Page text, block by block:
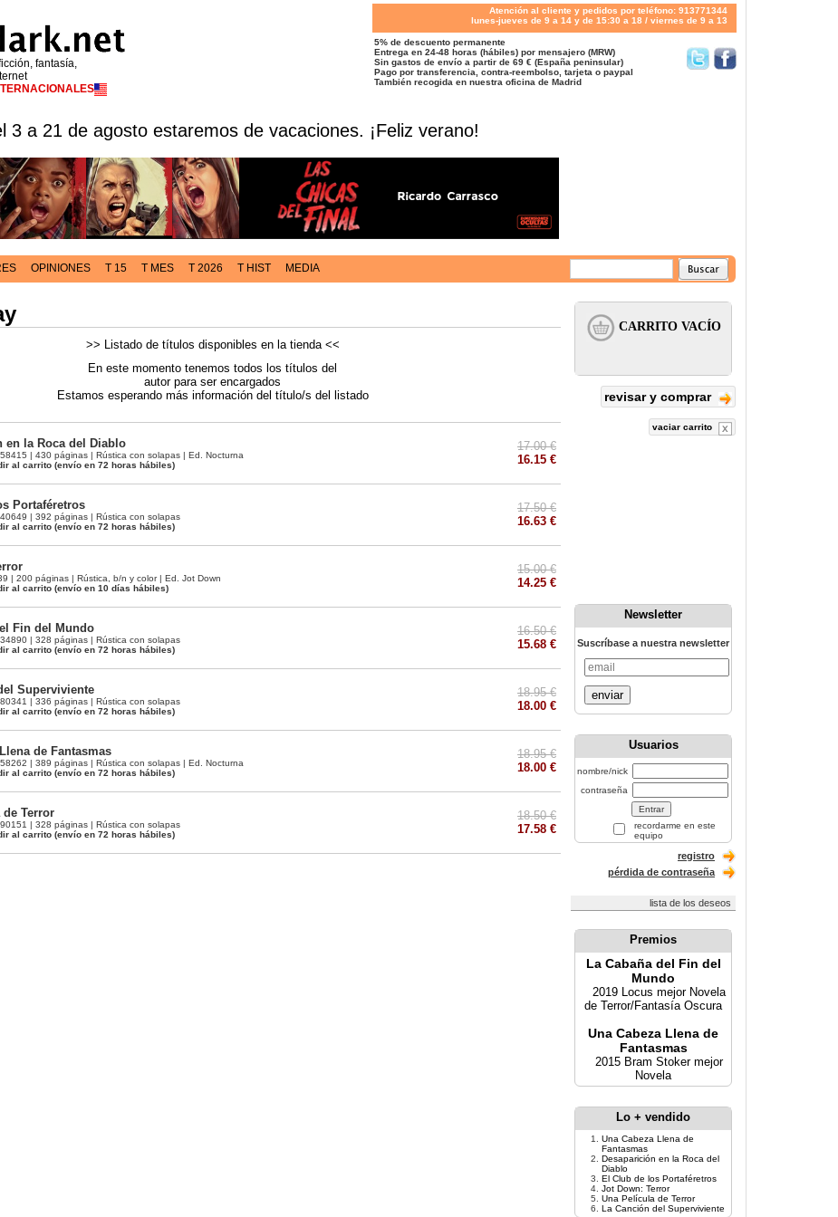
fantasía,
Atención al cliente y pedidos por teléfono: 913771344
lunes-jueves de 9 a 14 y de 15:30 a 18 / viernes de 9 a 13
5% de descuento permanente
Entrega en 24-48 horas (hábiles) por mensajero (MRW)
Sin gastos de envío a partir de 69 € (España peninsular)
Pago por transferencia, contra-reembolso, tarjeta o paypal
También recogida en nuestra oficina de Madrid
3 a 21 de agosto estaremos de vacaciones. ¡Feliz verano!
OPINIONES T 15 T MES T 2026 T HIST MEDIA
>> Listado de títulos disponibles en la tienda <<
En este momento tenemos todos los títulos del
autor para ser encargados
Estamos esperando más información del título/s del listado
en la Roca del Diablo
| 430 páginas | Rústica con solapas | Ed. Nocturna
al carrito (envío en 72 horas hábiles)
17.00 €
16.15 €
Portaféretros
| 392 páginas | Rústica con solapas
al carrito (envío en 72 horas hábiles)
17.50 €
16.63 €
| 200 páginas | Rústica, b/n y color | Ed. Jot Down
al carrito (envío en 10 días hábiles)
15.00 €
14.25 €
Fin del Mundo
| 328 páginas | Rústica con solapas
al carrito (envío en 72 horas hábiles)
16.50 €
15.68 €
Superviviente
| 336 páginas | Rústica con solapas
al carrito (envío en 72 horas hábiles)
18.95 €
18.00 €
de Fantasmas
| 389 páginas | Rústica con solapas | Ed. Nocturna
al carrito (envío en 72 horas hábiles)
18.95 €
18.00 €
Terror
| 328 páginas | Rústica con solapas
al carrito (envío en 72 horas hábiles)
18.50 €
17.58 €
revisar y comprar
vaciar carrito
Newsletter
Suscríbase a nuestra newsletter
enviar
Usuarios
nombre/nick
contraseña
recordarme en este
equipo
registro
pérdida de contraseña
lista de los deseos
Premios
La Cabaña del Fin del
Mundo
2019 Locus mejor Novela
de Terror/Fantasía Oscura
Una Cabeza Llena de
Fantasmas
2015 Bram Stoker mejor
Novela
Lo + vendido
Una Cabeza Llena de
Fantasmas
Desaparición en la Roca del
Diablo
El Club de los Portaféretros
Jot Down: Terror
Una Película de Terror
La Canción del Superviviente